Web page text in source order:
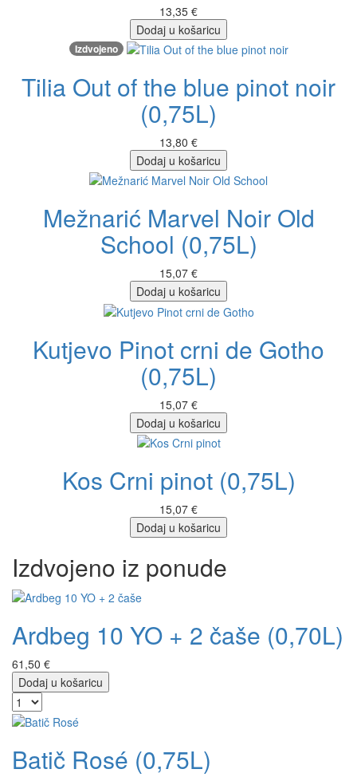
13,35 €
Dodaj u košaricu
Izdvojeno
Tilia Out of the blue pinot noir
(0,75L)
13,80 €
Dodaj u košaricu
Mežnarić Marvel Noir Old
School (0,75L)
15,07 €
Dodaj u košaricu
Kutjevo Pinot crni de Gotho
(0,75L)
15,07 €
Dodaj u košaricu
Kos Crni pinot (0,75L)
15,07 €
Dodaj u košaricu
Izdvojeno iz ponude
Ardbeg 10 YO + 2 čaše (0,70L)
61,50 €
Dodaj u košaricu
Batič Rosé (0,75L)